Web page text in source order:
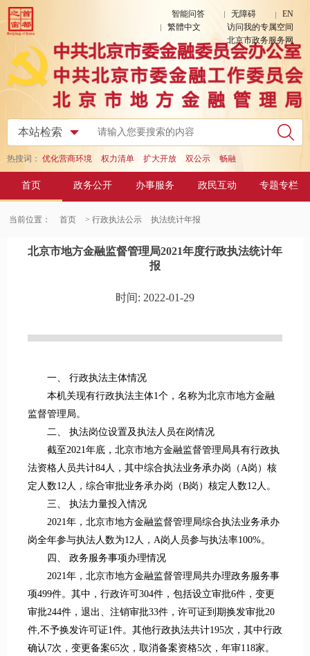
智能问答 无障碍
EN
繁體中文
访问我的专属空间
北京市政务服务网
热搜词： 优化营商环境 权力清单 扩大开放 双公示 畅融
首页 政务公开 办事服务 政民互动 专题专栏
当前位置： 首页 > 行政执法公示 执法统计年报
北京市地方金融监督管理局2021年度行政执法统计年
报
时间: 2022-01-29
一、 行政执法主体情况
本机关现有行政执法主体1个，名称为北京市地方金融
监督管理局。
二、 执法岗位设置及执法人员在岗情况
截至2021年底，北京市地方金融监督管理局具有行政执
法资格人员共计84人，其中综合执法业务承办岗（A岗）核
定人数12人，综合审批业务承办岗（B岗）核定人数12人。
三、 执法力量投入情况
2021年，北京市地方金融监督管理局综合执法业务承办
岗全年参与执法人数为12人，A岗人员参与执法率100%。
四、 政务服务事项办理情况
2021年，北京市地方金融监督管理局共办理政务服务事
项499件。其中，行政许可304件，包括设立审批6件，变更
审批244件，退出、注销审批33件，许可证到期换发审批20
件,不予换发许可证1件。其他行政执法共计195次，其中行政
确认7次，变更备案65次，取消备案资格5次，年审118家。